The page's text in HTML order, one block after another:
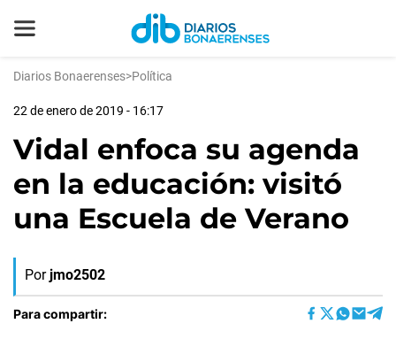
Diarios Bonaerenses>Política
22 de enero de 2019 - 16:17
Vidal enfoca su agenda
en la educación: visitó
una Escuela de Verano
Por jmo2502
Para compartir: